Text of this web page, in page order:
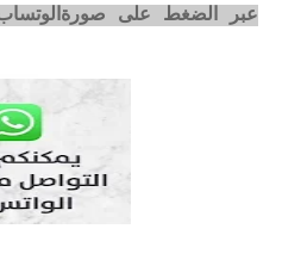
عبر الضغط على